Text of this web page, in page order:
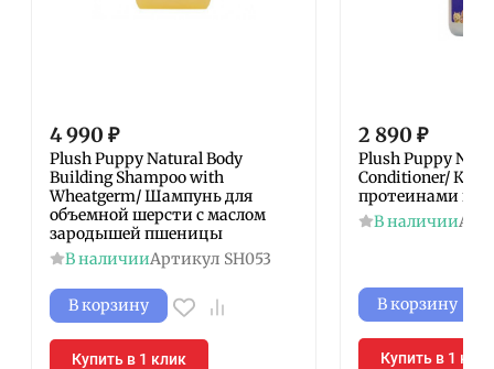
4 990 ₽
Plush Puppy Natural Body
Building Shampoo with
Wheatgerm/ Шампунь для
объемной шерсти с маслом
зародышей пшеницы
В наличииАртикул SH053
В корзину
Купить в 1 клик
2 890 ₽
Plush Puppy
Conditioner/
протеинами
В наличии
В корзину
Купить в 1 клик